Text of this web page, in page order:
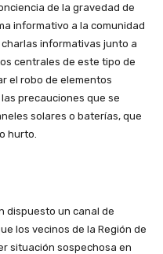
de la gravedad de
informativo a la comunidad
informativas junto a
centrales de este tipo de
el robo de elementos
precauciones que se
solares o baterías, que
hurto.
dispuesto un canal de
los vecinos de la Región de
situación sospechosa en